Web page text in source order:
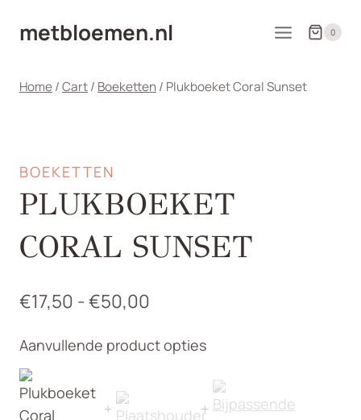
naarmetbloemen.nl 0
Home/Cart/ Boeketten/ Plukboeket Coral Sunset
BOEKETTEN
PLUKBOEKET
CORAL SUNSET
€17,50 -€50,00
tot
Aanvullende product opties